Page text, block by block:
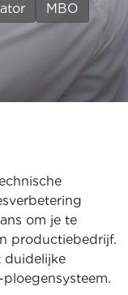
MBO
om je te
productiebedrijf.
duidelijke